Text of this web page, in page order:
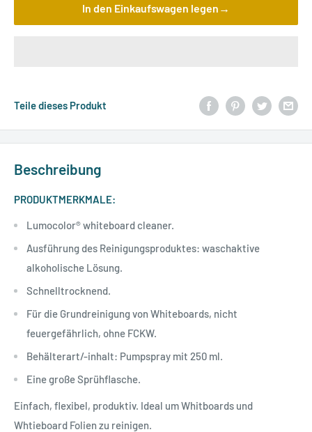
In den Einkaufswagen legen→
Teile dieses Produkt
Beschreibung
PRODUKTMERKMALE:
Lumocolor® whiteboard cleaner.
Ausführung des Reinigungsproduktes: waschaktive
alkoholische Lösung.
Schnelltrocknend.
Für die Grundreinigung von Whiteboards, nicht
feuergefährlich, ohne FCKW.
Behälterart/-inhalt: Pumpspray mit 250 ml.
Eine große Sprühflasche.
Einfach, flexibel, produktiv. Ideal um Whitboards und
Whtieboard Folien zu reinigen.